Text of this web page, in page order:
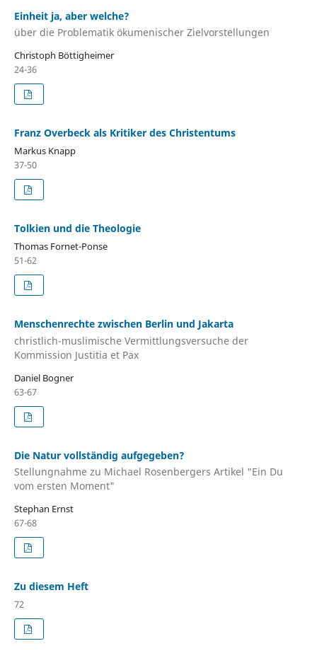
Einheit ja, aber welche?
über die Problematik ökumenischer Zielvorstellungen
Christoph Böttigheimer
24-36
Franz Overbeck als Kritiker des Christentums
Markus Knapp
37-50
Tolkien und die Theologie
Thomas Fornet-Ponse
51-62
Menschenrechte zwischen Berlin und Jakarta
christlich-muslimische Vermittlungsversuche der
Kommission Justitia et Pax
Daniel Bogner
63-67
Die Natur vollständig aufgegeben?
Stellungnahme zu Michael Rosenbergers Artikel "Ein Du
vom ersten Moment"
Stephan Ernst
67-68
Zu diesem Heft
72